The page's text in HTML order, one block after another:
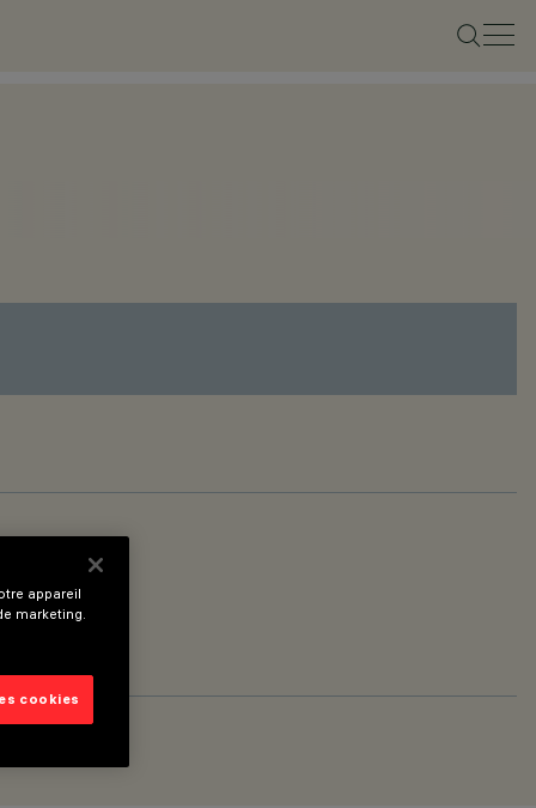
appareil
marketing.
cookies